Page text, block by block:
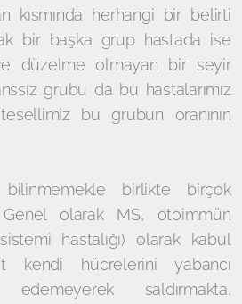
kısmında herhangi bir belirti
bir başka grup hastada ise
düzelme olmayan bir seyir
grubu da bu hastalarımız
bu grubun oranının
bilinmemekle birlikte birçok
olarak MS, otoimmün
sistemi hastalığı) olarak kabul
kendi hücrelerini yabancı
saldırmakta,